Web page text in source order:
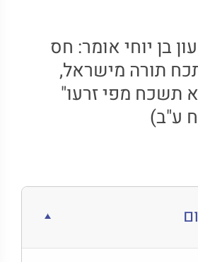
בן יוחי אומר: חס
תורה מישראל,
תשכח מפי זרעו"
ע"ב)